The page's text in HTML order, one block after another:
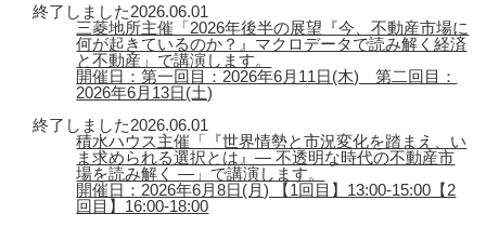
終了しました2026.06.01
三菱地所主催「2026年後半の展望『今、不動産市場に
何が起きているのか？』マクロデータで読み解く経済
と不動産」で講演します。
開催日：第一回目：2026年6月11日(木) 第二回目：
2026年6月13日(土)
終了しました2026.06.01
積水ハウス主催「『世界情勢と市況変化を踏まえ、い
ま求められる選択とは』― 不透明な時代の不動産市
場を読み解く ―」で講演します。
開催日：2026年6月8日(月) 【1回目】13:00-15:00【2
回目】16:00-18:00